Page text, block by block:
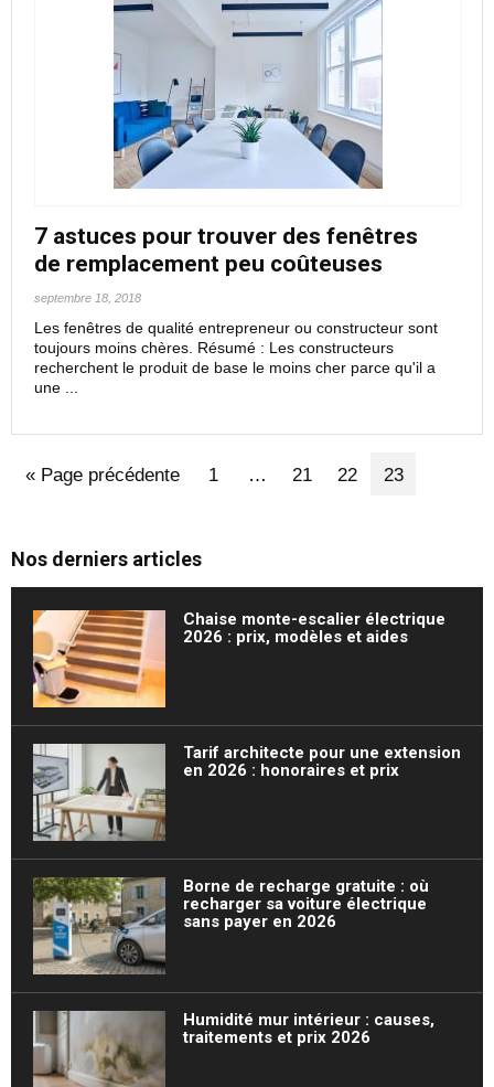
7 astuces pour trouver des fenêtres
de remplacement peu coûteuses
septembre 18, 2018
Les fenêtres de qualité entrepreneur ou constructeur sont
toujours moins chères. Résumé : Les constructeurs
recherchent le produit de base le moins cher parce qu'il a
une ...
« Page précédente 1 21 22 23
Nos derniers articles
Chaise monte-escalier électrique
2026 : prix, modèles et aides
Tarif architecte pour une extension
en 2026 : honoraires et prix
Borne de recharge gratuite : où
recharger sa voiture électrique
sans payer en 2026
Humidité mur intérieur : causes,
traitements et prix 2026